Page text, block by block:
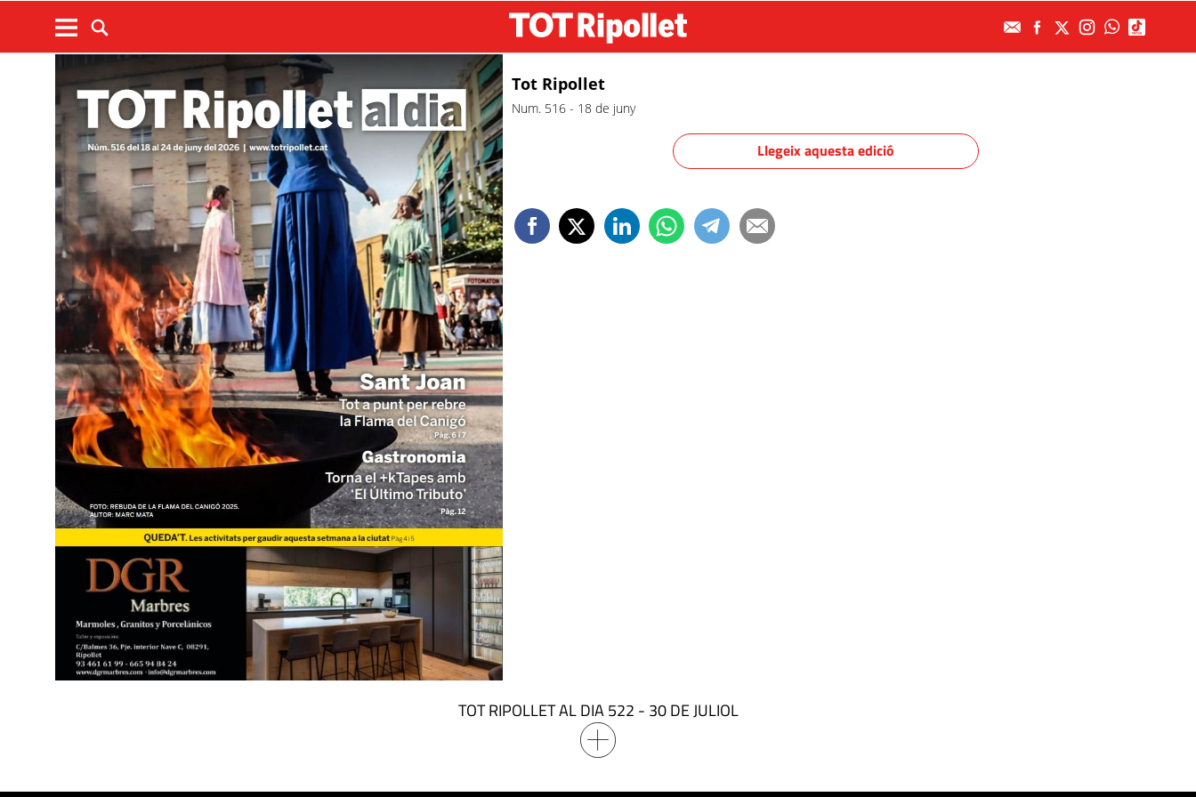
Tot Ripollet
Num. 516- 18 de juny
Llegeix aquesta edició
TOT RIPOLLET AL DIA 522 - 30 DE JULIOL